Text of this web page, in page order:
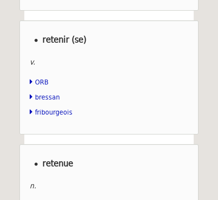
retenir (se)
v.
ORB
bressan
fribourgeois
retenue
n.